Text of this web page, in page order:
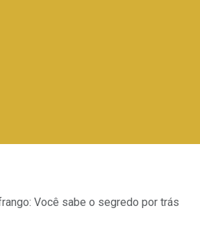
Você sabe o segredo por trás